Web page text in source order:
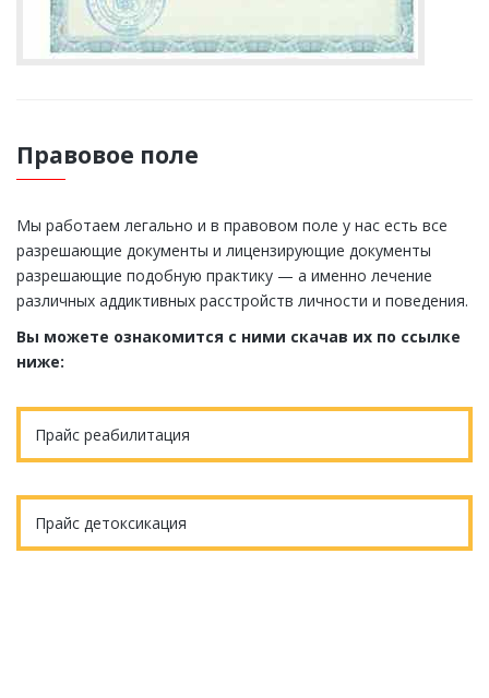
Правовое поле
Мы работаем легально и в правовом поле у нас есть все
разрешающие документы и лицензирующие документы
разрешающие подобную практику — а именно лечение
различных аддиктивных расстройств личности и поведения.
Вы можете ознакомится с ними скачав их по ссылке
ниже:
Прайс реабилитация
Прайс детоксикация